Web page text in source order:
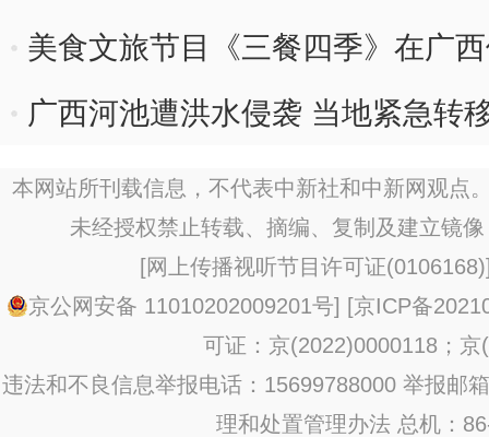
美食文旅节目《三餐四季》在广
味之旅
广西河池遭洪水侵袭 当地紧急转
本网站所刊载信息，不代表中新社和中新网观点
未经授权禁止转载、摘编、复制及建立镜
[网上传播视听节目许可证(0106168)
京公网安备 11010202009201号] [京ICP备
可证：京(2022)0000118；京
违法和不良信息举报电话：15699788000 举报邮
理和处置管理办法 总机：